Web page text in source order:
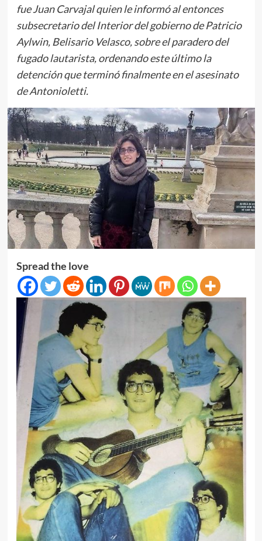
fue Juan Carvajal quien le informó al entonces
subsecretario del Interior del gobierno de Patricio
Aylwin, Belisario Velasco, sobre el paradero del
fugado lautarista, ordenando este último la
detención que terminó finalmente en el asesinato
de Antonioletti.
Spread the love